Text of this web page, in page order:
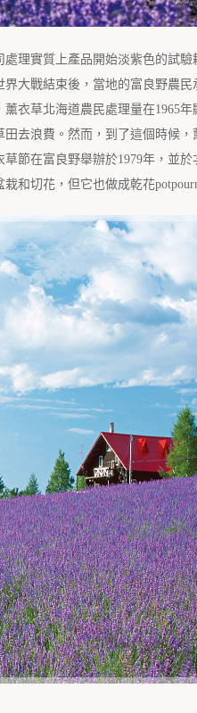
理實質上產品開始淡紫色的試
大戰結束後，當地的富良野農
衣草北海道農民處理量在1965
去浪費。然而，到了這個時候
節在富良野舉辦於1979年，並
和切花，但它也做成乾花